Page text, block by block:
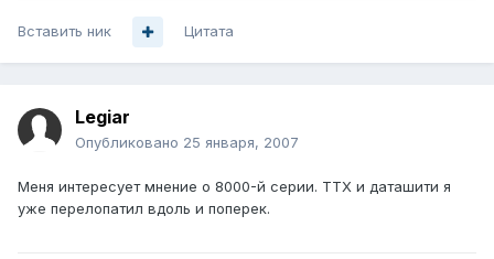
Вставить ник Цитата
Legiar
Опубликовано 25 января, 2007
Меня интересует мнение о 8000-й серии. ТТХ и даташити я
уже перелопатил вдоль и поперек.